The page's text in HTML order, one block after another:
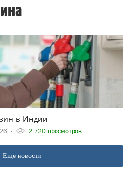
в Индии
2 720 просмотров
Еще новости